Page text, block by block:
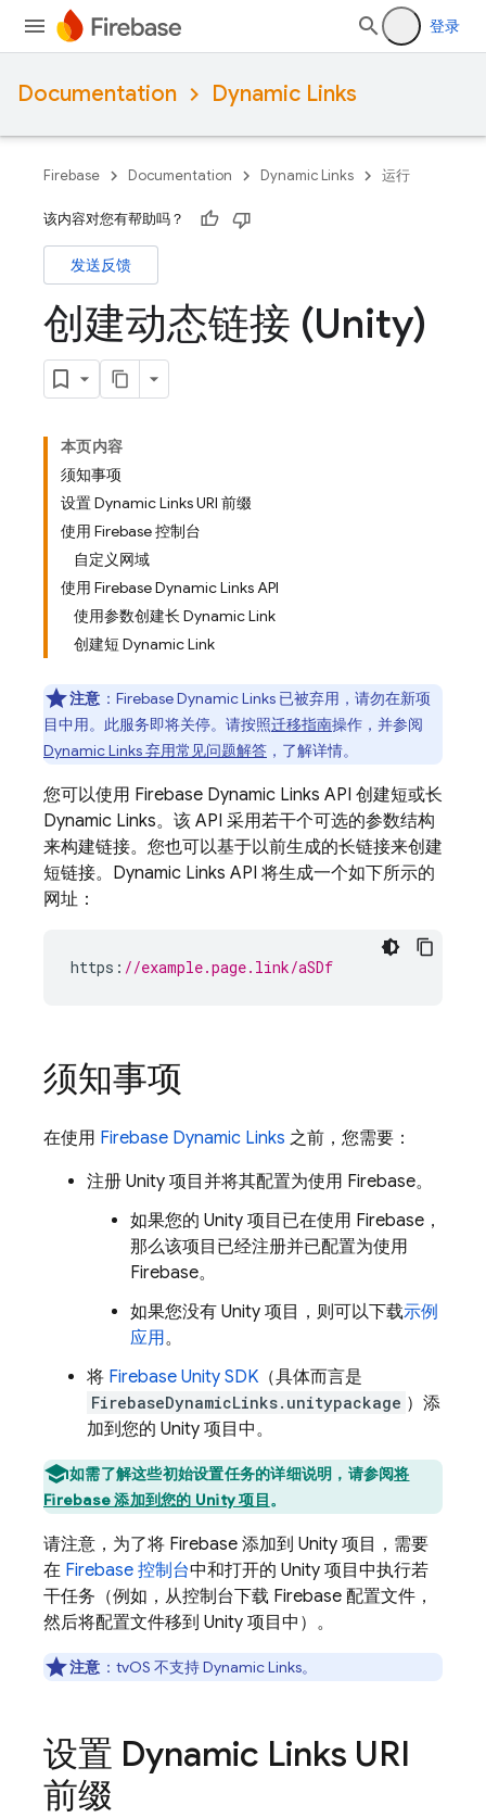
登录
Documentation Dynamic Links
Firebase Documentation Dynamic Links 运行
该内容对您有帮助吗？
发送反馈
创建动态链接 (Unity)
本页内容
须知事项
设置 Dynamic Links URI 前缀
使用 Firebase 控制台
自定义网域
使用 Firebase Dynamic Links API
使用参数创建长 Dynamic Link
创建短 Dynamic Link
注意 ：Firebase Dynamic Links 已被弃用，请勿在新项
目中用。 此服务即将关停。请按照迁移指南操作，并参阅
Dynamic Links 弃用常见问题解答 ，了解详情。
您可以使用 Firebase Dynamic Links API 创建短或长
Dynamic Links。该 API 采用若干个可选的参数结构
来构建链接。您也可以基于以前生成的长链接来创建
短链接。Dynamic Links API 将生成一个如下所示的
网址：
https : //example.page.link/aSDf
须知事项
在使用 Firebase Dynamic Links 之前，您需要：
注册 Unity 项目并将其配置为使用 Firebase。
如果您的 Unity 项目已在使用 Firebase，
那么该项目已经注册并已配置为使用
Firebase。
如果您没有 Unity 项目，则可以下载示例
应用。
将 Firebase Unity SDK （具体而言是
FirebaseDynamicLinks.unitypackage ）添
加到您的 Unity 项目中。
如需了解这些初始设置任务的详细说明，请参阅将
Firebase 添加到您的 Unity 项目。
请注意，为了将 Firebase 添加到 Unity 项目，需要
在 Firebase 控制台中和打开的 Unity 项目中执行若
干任务（例如，从控制台下载 Firebase 配置文件，
然后将配置文件移到 Unity 项目中）。
注意 ：tvOS 不支持Dynamic Links。
设置 Dynamic Links URI
前缀